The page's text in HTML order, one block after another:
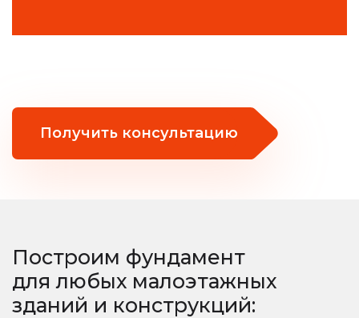
Получить консультацию
Построим фундамент
для любых малоэтажных
зданий и конструкций: